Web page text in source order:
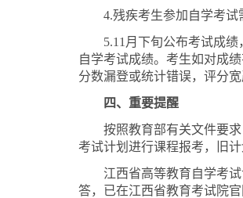
4.残疾考生参加自学考
5.11月下旬公布考试成
自学考试成绩。考生如对成
分数漏登或统计错误，评分
四、重要提醒
按照教育部有关文件要
考试计划进行课程报考，旧
江西省高等教育自学考
答，已在江西省教育考试院